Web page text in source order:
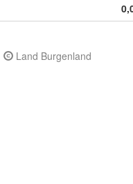
Land Burgenland